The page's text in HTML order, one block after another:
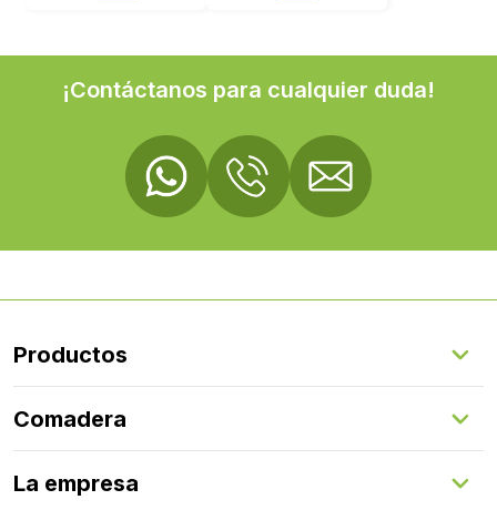
¡Contáctanos para cualquier duda!
Productos
Suelos Exteriores
Revestimientos Exteriores
Revestimientos Interiores
Puertas
Comadera
Gestión de servicios
La empresa